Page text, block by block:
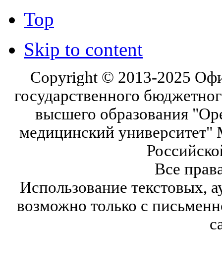
Top
Skip to content
Copyright © 2013-2025
государственного
высшего образования
медицинский университет"
Все
Использование текстовых,
возможно только с